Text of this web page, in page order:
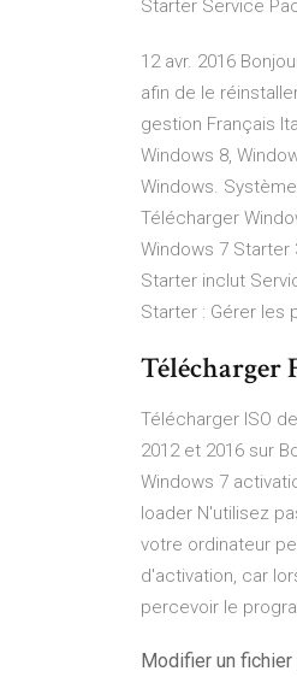
Starter Service
12 avr. 2016
afin de le
gestion Français
Windows 8,
Windows.
Télécharger
Windows 7 Starter
Starter inclut
Starter : Gérer les
Télécharger ISO
2012 et 2016 sur
Windows 7
loader N'utilisez
votre ordinateur
d'activation, car
percevoir le
Modifier un